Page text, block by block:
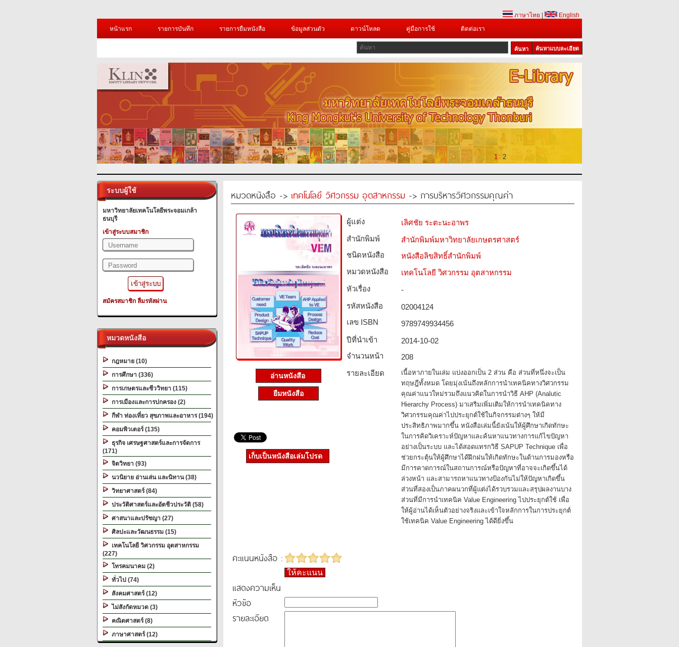
ภาษาไทย
English
หน้าแรก
รายการบันทึก รายการยืมหนังสือ ข้อมูลส่วนตัว ดาวน์โหลด คู่มือการใช้ ติดต่อเรา
ค้นหาแบบละเอียด
1 2
ระบบผู้ใช้
มหาวิทยาลัยเทคโนโลยีพระจอมเกล้า
ธนบุรี
เข้าสู่ระบบสมาชิก
สมัครสมาชิก ลืมรหัสผ่าน
หมวดหนังสือ
กฎหมาย (10)
การศึกษา (336)
การเกษตรและชีววิทยา (115)
การเมืองและการปกครอง (2)
กีฬา ท่องเที่ยว สุขภาพและอาหาร (194)
คอมพิวเตอร์ (135)
ธุรกิจ เศรษฐศาสตร์และการจัดการ
(171)
จิตวิทยา (93)
นวนิยาย อ่านเล่น และนิทาน (38)
วิทยาศาสตร์ (84)
ประวัติศาสตร์และอัตชีวประวัติ (58)
ศาสนาและปรัชญา (27)
ศิลปะและวัฒนธรรม (15)
เทคโนโลยี วิศวกรรม อุตสาหกรรม
(227)
โทรคมนาคม (2)
ทั่วไป (74)
สังคมศาสตร์ (12)
ไม่สังกัดหมวด (3)
คณิตศาสตร์ (8)
ภาษาศาสตร์ (12)
หมวดหนังสือ -> เทคโนโลยี วิศวกรรม อุตสาหกรรม -> การบริหารวิศวกรรมคุณค่า
อ่านหนังสือ
ยืมหนังสือ
ผู้แต่ง
เลิศชัย ระตะนะอาพร
สำนักพิมพ์
สำนักพิมพ์มหาวิทยาลัยเกษตรศาสตร์
ชนิดหนังสือ­
หนังสือลิขสิทธิ์สำนักพิมพ์
หมวดหนังสือ­
เทคโนโลยี วิศวกรรม อุตสาหกรรม
หัวเรื่อง
-
รหัสหนังสือ­
02004124
เลข ISBN
9789749934456
ปีที่นำเข้า
2014-10-02
จำนวนหน้า
208
รายละเอียด
เนื้อหาภายในเล่ม แบ่งออกเป็น 2 ส่วน คือ ส่วนที่หนึ่งจะเป็น
ทฤษฎีทั้งหมด โดยมุ่งเน้นถึงหลักการนำเทคนิคทางวิศวกรรม
คุณค่าแนวใหม่รวมถึงแนวคิดในการนำวิธี AHP (Analutic
Hierarchy Process) มาเสริมเพิ่มเติมให้การนำเทคนิคทาง
วิศวกรรมคุณค่าไปประยุกต์ใช้ในกิจกรรมต่างๆ ให้มี
ประสิทธิภาพมากขึ้น หนังสือเล่มนี้ยังเน้นให้ผู้ศึกษาเกิดทักษะ
ในการคิดวิเคราะห์ปัญหาและค้นหาแนวทางการแก้ไขปัญหา
อย่างเป็นระบบ และได้สอดแทรกวิธี SAPUP Technique เพื่อ
ช่วยกระตุ้นให้ผู้ศึกษาได้ฝึกฝนให้เกิดทักษะในด้านการมองหรือ
มีการคาดการณ์ในสถานการณ์หรือปัญหาที่อาจจะเกิดขึ้นได้
ล่วงหน้า และสามารถหาแนวทางป้องกันไม่ให้ปัญหาเกิดขึ้น
ส่วนที่สองเป็นภาคผนวกที่ผู้แต่งได้รวบรวมและสรุปผลงานบาง
ส่วนที่มีการนำเทคนิค Value Engineering ไปประยุกต์ใช้ เพื่อ
ให้ผู้อ่านได้เห็นตัวอย่างจริงและเข้าใจหลักการในการประยุกต์
ใช้เทคนิค Value Engineering ได้ดียิ่งขึ้น
เก็บเป็นหนังสือเล่มโปรด
คะแนนหนังสือ :
ให้คะแนน
แสดงความเห็น
หัวข้อ
รายละเอียด